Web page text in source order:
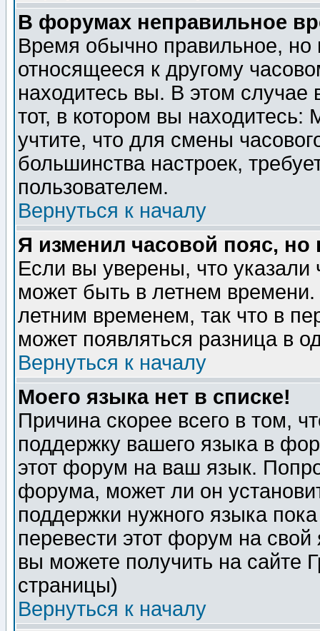
В форумах неправильное
Время обычно правильное,
относящееся к другому
находитесь вы. В этом
тот, в котором вы
учтите, что для смены
большинства настроек,
пользователем.
Вернуться к началу
Я изменил часовой пояс,
Если вы уверены, что указали
может быть в летнем
летним временем, так что в
может появляться разница в
Вернуться к началу
Моего языка нет в списке!
Причина скорее всего в том,
поддержку вашего языка в
этот форум на ваш язык.
форума, может ли он
поддержки нужного языка
перевести этот форум на
вы можете получить на сайте
страницы)
Вернуться к началу